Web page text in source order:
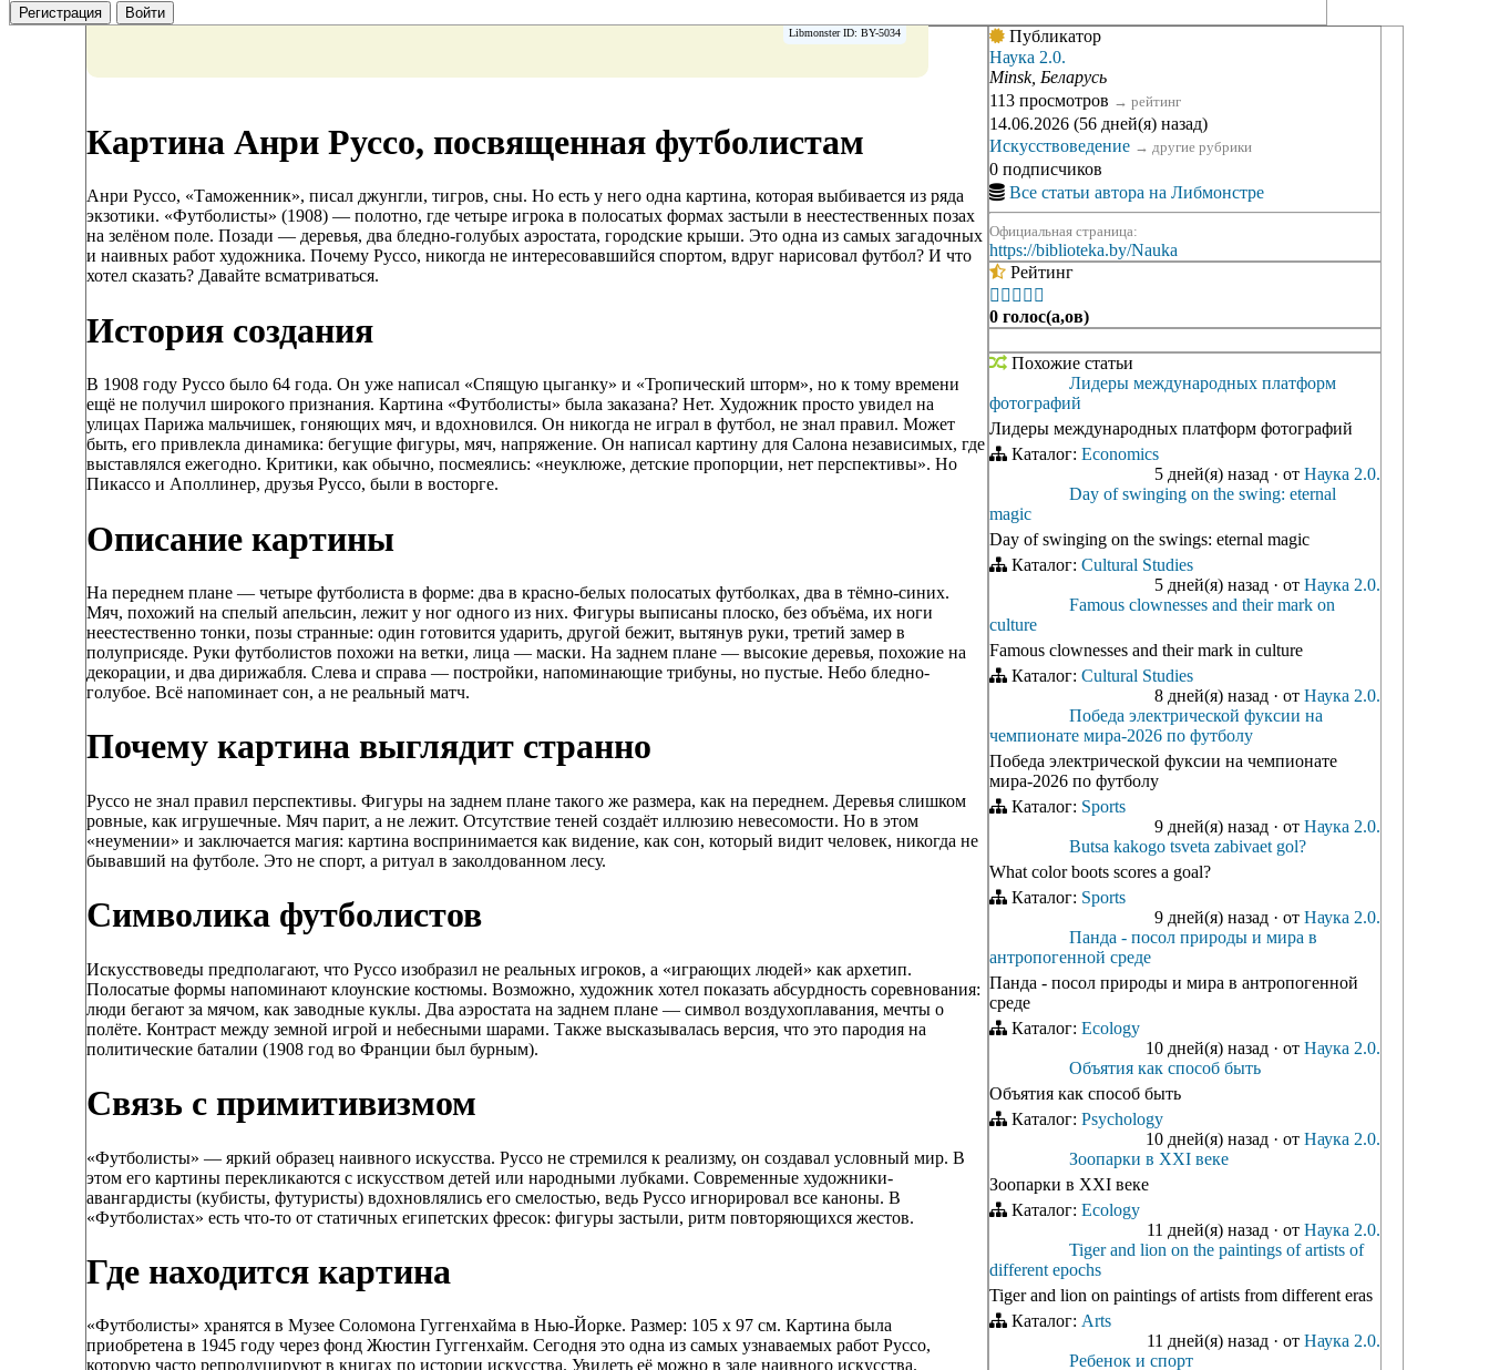
Регистрация Войти
Libmonster ID: BY-5034
Картина Анри Руссо, посвященная футболистам
Анри Руссо, «Таможенник», писал джунгли, тигров, сны. Но есть у него одна картина, которая выбивается из ряда
экзотики. «Футболисты» (1908) — полотно, где четыре игрока в полосатых формах застыли в неестественных позах
на зелёном поле. Позади — деревья, два бледно-голубых аэростата, городские крыши. Это одна из самых загадочных
и наивных работ художника. Почему Руссо, никогда не интересовавшийся спортом, вдруг нарисовал футбол? И что
хотел сказать? Давайте всматриваться.
История создания
В 1908 году Руссо было 64 года. Он уже написал «Спящую цыганку» и «Тропический шторм», но к тому времени
ещё не получил широкого признания. Картина «Футболисты» была заказана? Нет. Художник просто увидел на
улицах Парижа мальчишек, гоняющих мяч, и вдохновился. Он никогда не играл в футбол, не знал правил. Может
быть, его привлекла динамика: бегущие фигуры, мяч, напряжение. Он написал картину для Салона независимых, где
выставлялся ежегодно. Критики, как обычно, посмеялись: «неуклюже, детские пропорции, нет перспективы». Но
Пикассо и Аполлинер, друзья Руссо, были в восторге.
Описание картины
На переднем плане — четыре футболиста в форме: два в красно-белых полосатых футболках, два в тёмно-синих.
Мяч, похожий на спелый апельсин, лежит у ног одного из них. Фигуры выписаны плоско, без объёма, их ноги
неестественно тонки, позы странные: один готовится ударить, другой бежит, вытянув руки, третий замер в
полуприсяде. Руки футболистов похожи на ветки, лица — маски. На заднем плане — высокие деревья, похожие на
декорации, и два дирижабля. Слева и справа — постройки, напоминающие трибуны, но пустые. Небо бледно-
голубое. Всё напоминает сон, а не реальный матч.
Почему картина выглядит странно
Руссо не знал правил перспективы. Фигуры на заднем плане такого же размера, как на переднем. Деревья слишком
ровные, как игрушечные. Мяч парит, а не лежит. Отсутствие теней создаёт иллюзию невесомости. Но в этом
«неумении» и заключается магия: картина воспринимается как видение, как сон, который видит человек, никогда не
бывавший на футболе. Это не спорт, а ритуал в заколдованном лесу.
Символика футболистов
Искусствоведы предполагают, что Руссо изобразил не реальных игроков, а «играющих людей» как архетип.
Полосатые формы напоминают клоунские костюмы. Возможно, художник хотел показать абсурдность соревнования:
люди бегают за мячом, как заводные куклы. Два аэростата на заднем плане — символ воздухоплавания, мечты о
полёте. Контраст между земной игрой и небесными шарами. Также высказывалась версия, что это пародия на
политические баталии (1908 год во Франции был бурным).
Связь с примитивизмом
«Футболисты» — яркий образец наивного искусства. Руссо не стремился к реализму, он создавал условный мир. В
этом его картины перекликаются с искусством детей или народными лубками. Современные художники-
авангардисты (кубисты, футуристы) вдохновлялись его смелостью, ведь Руссо игнорировал все каноны. В
«Футболистах» есть что-то от статичных египетских фресок: фигуры застыли, ритм повторяющихся жестов.
Где находится картина
«Футболисты» хранятся в Музее Соломона Гуггенхайма в Нью-Йорке. Размер: 105 x 97 см. Картина была
приобретена в 1945 году через фонд Жюстин Гуггенхайм. Сегодня это одна из самых узнаваемых работ Руссо,
которую часто репродуцируют в книгах по истории искусства. Увидеть её можно в зале наивного искусства.
Публикатор
Наука 2.0.
Minsk, Беларусь
113 просмотров → рейтинг
14.06.2026 (56 дней(я) назад)
Искусствоведение → другие рубрики
0 подписчиков
Все статьи автора на Либмонстре
Официальная страница:
https://biblioteka.by/Nauka
Рейтинг
    
0 голос(а,ов)
Похожие статьи
Лидеры международных платформ
фотографий
Лидеры международных платформ фотографий
Каталог: Economics
5 дней(я) назад · от Наука 2.0.
Day of swinging on the swing: eternal
magic
Day of swinging on the swings: eternal magic
Каталог: Cultural Studies
5 дней(я) назад · от Наука 2.0.
Famous clownesses and their mark on
culture
Famous clownesses and their mark in culture
Каталог: Cultural Studies
8 дней(я) назад · от Наука 2.0.
Победа электрической фуксии на
чемпионате мира-2026 по футболу
Победа электрической фуксии на чемпионате
мира-2026 по футболу
Каталог: Sports
9 дней(я) назад · от Наука 2.0.
Butsa kakogo tsveta zabivaet gol?
What color boots scores a goal?
Каталог: Sports
9 дней(я) назад · от Наука 2.0.
Панда - посол природы и мира в
антропогенной среде
Панда - посол природы и мира в антропогенной
среде
Каталог: Ecology
10 дней(я) назад · от Наука 2.0.
Объятия как способ быть
Объятия как способ быть
Каталог: Psychology
10 дней(я) назад · от Наука 2.0.
Зоопарки в ХХI веке
Зоопарки в XXI веке
Каталог: Ecology
11 дней(я) назад · от Наука 2.0.
Tiger and lion on the paintings of artists of
different epochs
Tiger and lion on paintings of artists from different eras
Каталог: Arts
11 дней(я) назад · от Наука 2.0.
Ребенок и спорт